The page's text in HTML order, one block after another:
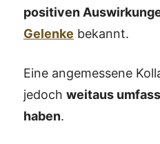
positiven
Gelenke bekannt.
Eine angemessene
jedoch weitaus
haben.